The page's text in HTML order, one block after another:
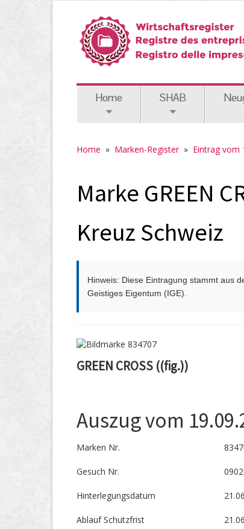
Home SHAB
Home » Marken-Register» Eintrag vom
Marke GREEN
Kreuz Schweiz
Hinweis: Diese Eintragung stammt aus
Geistiges Eigentum (IGE).
GREEN CROSS ((fig.))
Auszug vom
Marken Nr.
Gesuch Nr.
Hinterlegungs­datum
Ablauf Schutzfrist